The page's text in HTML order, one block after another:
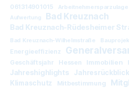
061314901015 Arbeitnehmersparzulage
Aufwertung Bad Kreuznach
Bad Kreuznach-Rüdesheimer
Bad Kreuznach-Wilhelmstraße
Energieeffizienz
Geschäftsjahr Hessen Immobilien
Jahreshighlights Jahresrückblick
Klimaschutz Mitbestimmung